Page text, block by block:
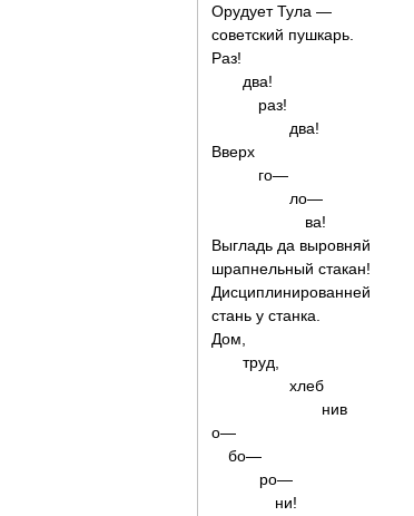
Орудует Тула —
советский пушкарь.
Раз!
два!
раз!
два!
Вверх
го—
ло—
ва!
Выгладь да выровняй
шрапнельный стакан!
Дисциплинированней
стань у станка.
Дом,
труд,
хлеб
нив
о—
бо—
ро—
ни!